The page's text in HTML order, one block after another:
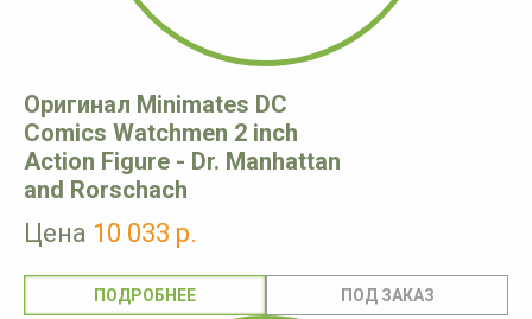
Оригинал Minimates DC
Comics Watchmen 2 inch
Action Figure - Dr. Manhattan
and Rorschach
Цена 10 033 р.
ПОДРОБНЕЕ